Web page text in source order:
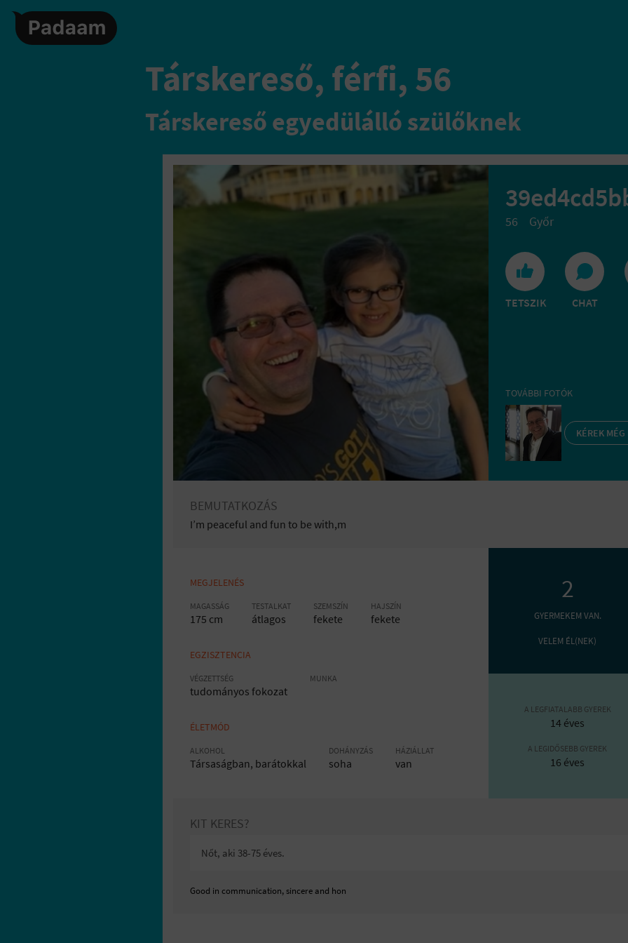
Társkereső, férfi, 56
Társkereső egyedülálló szülőknek
56 Győr
TETSZIK CHAT
TOVÁBBI FOTÓK
KÉREK
BEMUTATKOZÁS
I’m peaceful and fun to be with,m
MEGJELENÉS
MAGASSÁG
175 cm
TESTALKAT
átlagos
SZEMSZÍN
fekete
HAJSZÍN
fekete
EGZISZTENCIA
VÉGZETTSÉG
tudományos fokozat
MUNKA
ÉLETMÓD
ALKOHOL
Társaságban, barátokkal
DOHÁNYZÁS
soha
HÁZIÁLLAT
van
2
GYERMEKEM VAN.
VELEM ÉL(NEK)
A LEGFIATALABB GYEREK
14 éves
A LEGIDŐSEBB GYEREK
16 éves
KIT KERES?
Nőt, aki 38-75 éves.
Good in communication, sincere and hon